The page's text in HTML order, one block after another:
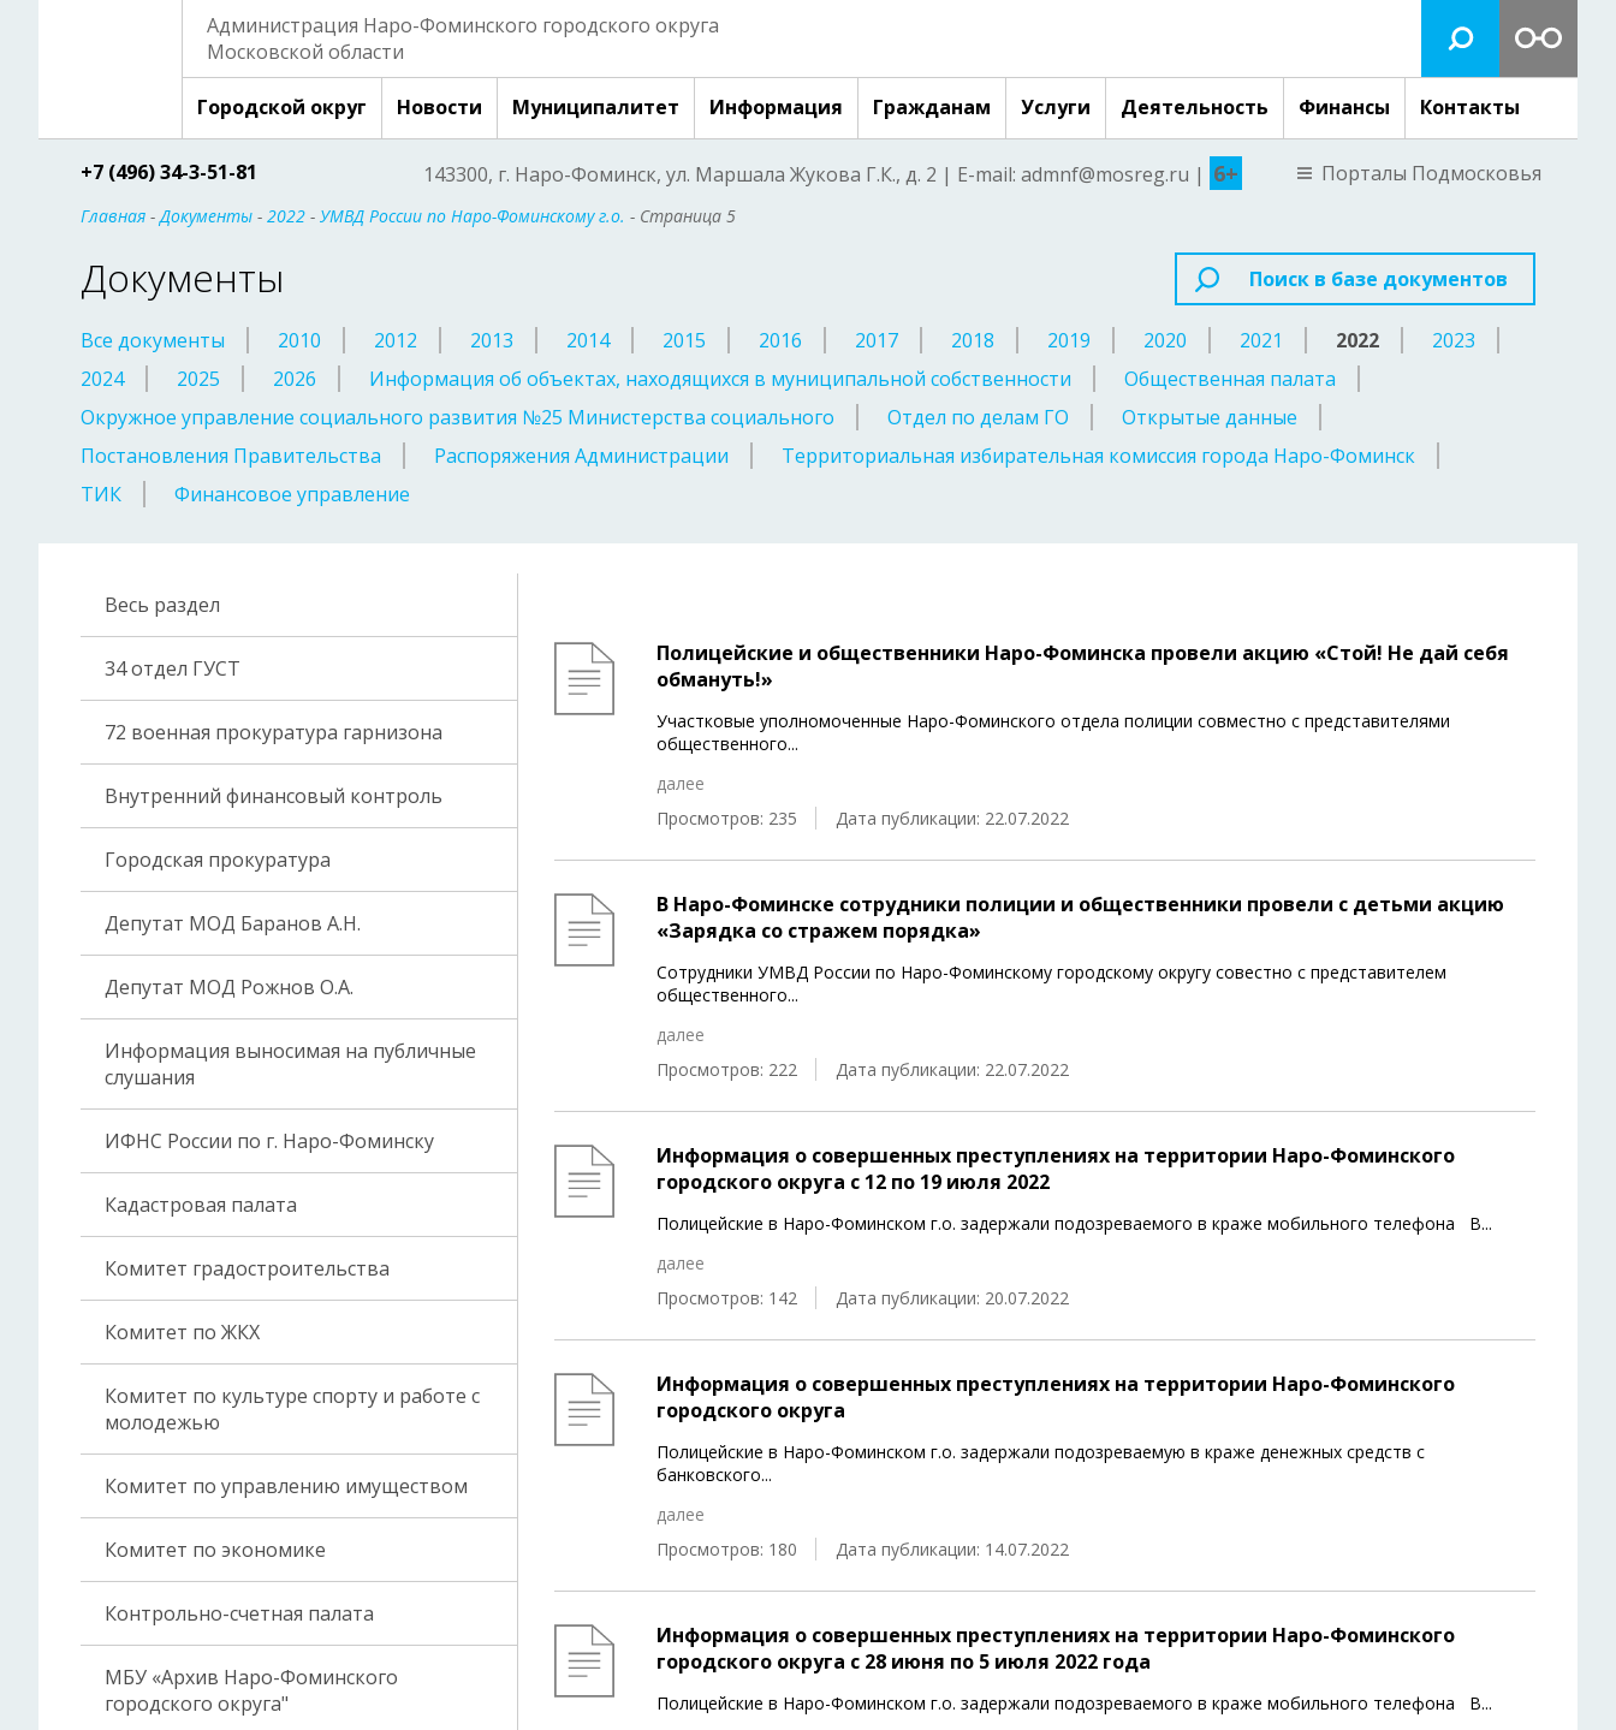
Администрация Наро-Фоминского городского округа
Московской области
Городской округ Новости Муниципалитет Информация Гражданам Услуги Деятельность Финансы Контакты
+7 (496) 34-3-51-81 143300, г. Наро-Фоминск, ул. Маршала Жукова Г.К., д. 2 | E-mail: admnf@mosreg.ru | 6+ Порталы Подмосковья
Главная -Документы - 2022 - УМВД России по Наро-Фоминскому г.о. - Страница 5
Документы Поиск в базе документов
Все документы 2010 2012 2013 2014 2015 2016 2017 2018 2019 2020 2021 2022
2023
2024
2025 2026 Информация об объектах, находящихся в муниципальной собственности
Общественная палата
Окружное управление социального развития №25 Министерства социального
Отдел по делам ГО
Открытые данные
Постановления Правительства
Распоряжения Администрации
Территориальная избирательная комиссия города Наро-Фоминск
ТИК
Финансовое управление
Весь раздел
34 отдел ГУСТ
72 военная прокуратура гарнизона
Внутренний финансовый контроль
Городская прокуратура
Депутат МОД Баранов А.Н.
Депутат МОД Рожнов О.А.
Информация выносимая на публичные
слушания
ИФНС России по г. Наро-Фоминску
Кадастровая палата
Комитет градостроительства
Комитет по ЖКХ
Комитет по культуре спорту и работе с
молодежью
Комитет по управлению имуществом
Комитет по экономике
Контрольно-счетная палата
МБУ «Архив Наро-Фоминского
городского округа"
Полицейские и общественники Наро-Фоминска провели акцию «Стой! Не дай себя
обмануть!»
Участковые уполномоченные Наро-Фоминского отдела полиции совместно с представителями
общественного...
далее
Просмотров: 235
Дата публикации: 22.07.2022
В Наро-Фоминске сотрудники полиции и общественники провели с детьми акцию
«Зарядка со стражем порядка»
Сотрудники УМВД России по Наро-Фоминскому городскому округу совестно с представителем
общественного...
далее
Просмотров: 222
Дата публикации: 22.07.2022
Информация о совершенных преступлениях на территории Наро-Фоминского
городского округа с 12 по 19 июля 2022
Полицейские в Наро-Фоминском г.о. задержали подозреваемого в краже мобильного телефона В...
далее
Просмотров: 142
Дата публикации: 20.07.2022
Информация о совершенных преступлениях на территории Наро-Фоминского
городского округа
Полицейские в Наро-Фоминском г.о. задержали подозреваемую в краже денежных средств с
банковского...
далее
Просмотров: 180
Дата публикации: 14.07.2022
Информация о совершенных преступлениях на территории Наро-Фоминского
городского округа с 28 июня по 5 июля 2022 года
Полицейские в Наро-Фоминском г.о. задержали подозреваемого в краже мобильного телефона В...